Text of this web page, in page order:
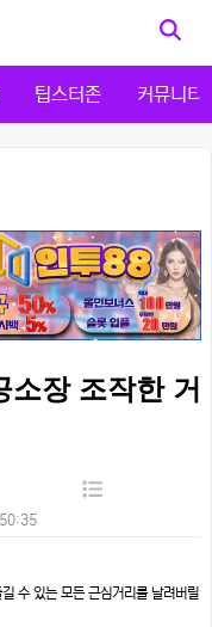
팁스터존 커뮤니티
장 조작한 거
목
록
수 있는 모든 근심거리를 날려버릴